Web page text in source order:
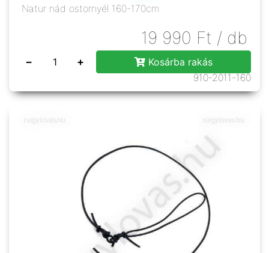
Natur nád ostornyél 160-170cm
19 990 Ft / db
− +
Kosárba rakás
910-2011-160